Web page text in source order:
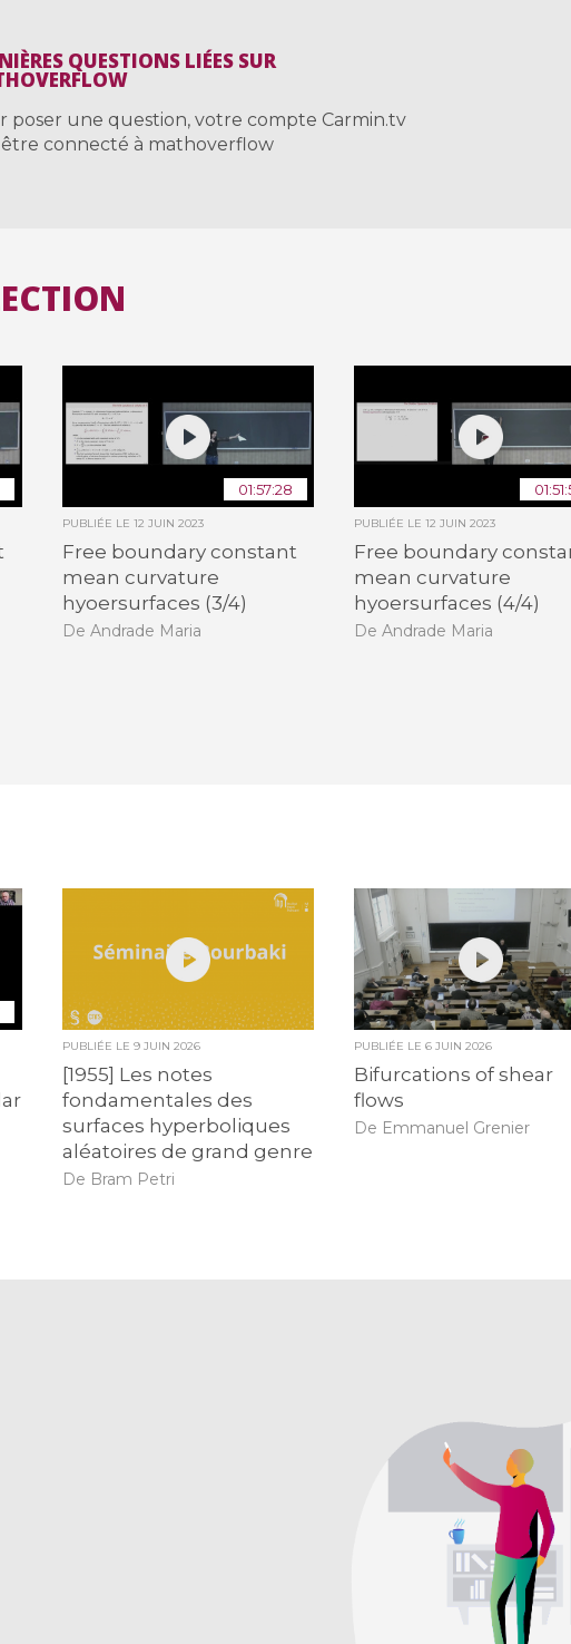
QUESTIONS LIÉES SUR
poser une question, votre compte Carmin.tv
connecté à mathoverflow
01:57:28
PUBLIÉE LE 12 JUIN 2023
Free boundary constant
mean curvature
hyoersurfaces (3/4)
De Andrade Maria
PUBLIÉE LE12 JUIN 2023
Free boundary
mean curvature
hyoersurfaces (4/4)
De Andrade Maria
PUBLIÉE LE 9 JUIN 2026
[1955] Les notes
fondamentales des
surfaces hyperboliques
aléatoires de grand genre
De Bram Petri
PUBLIÉE LE6 JUIN 2026
Bifurcations of shear
flows
De Emmanuel Grenier